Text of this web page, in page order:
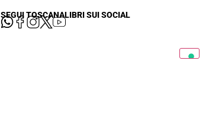
SEGUI TOSCANALIBRI SUI SOCIAL